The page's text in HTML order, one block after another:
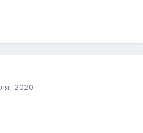
2020